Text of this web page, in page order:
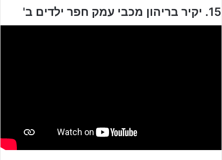
15. יקיר בריהון מכבי עמק חפר ילדים ב'